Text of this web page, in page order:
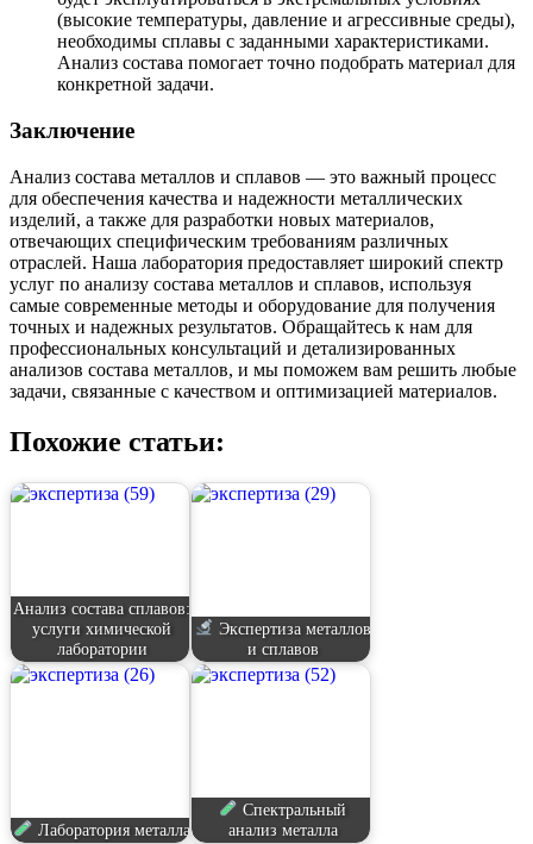
(высокие температуры, давление и агрессивные среды),
необходимы сплавы с заданными характеристиками.
Анализ состава помогает точно подобрать материал для
конкретной задачи.
Заключение
Анализ состава металлов и сплавов — это важный процесс
для обеспечения качества и надежности металлических
изделий, а также для разработки новых материалов,
отвечающих специфическим требованиям различных
отраслей. Наша лаборатория предоставляет широкий спектр
услуг по анализу состава металлов и сплавов, используя
самые современные методы и оборудование для получения
точных и надежных результатов. Обращайтесь к нам для
профессиональных консультаций и детализированных
анализов состава металлов, и мы поможем вам решить любые
задачи, связанные с качеством и оптимизацией материалов.
Похожие статьи:
Анализ состава сплавов:
услуги химической
лаборатории
Экспертиза металлов
и сплавов
Лаборатория металла
Спектральный
анализ металла